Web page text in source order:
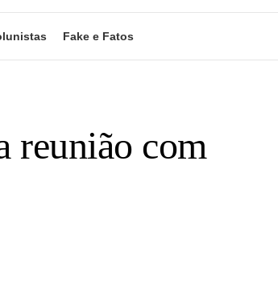
Fake e Fatos
reunião com